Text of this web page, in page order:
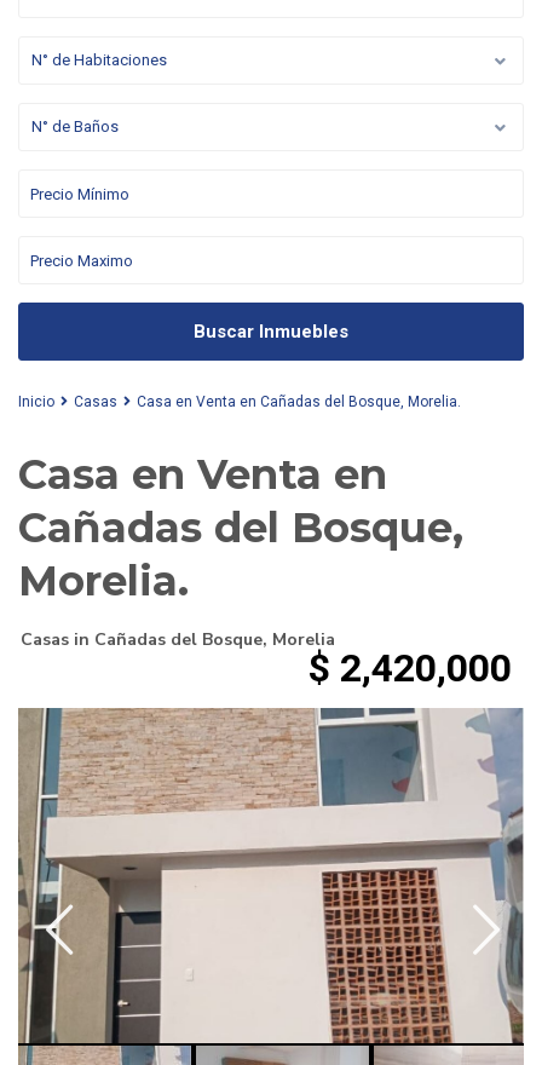
N° de Habitaciones
N° de Baños
Buscar Inmuebles
Inicio Casas Casa en Venta en Cañadas del Bosque, Morelia.
Casa en Venta en
Cañadas del Bosque,
Morelia.
Casas in Cañadas del Bosque, Morelia
$ 2,420,000